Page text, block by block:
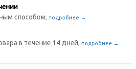
способом, подробнее →
в течение 14 дней, подробнее →